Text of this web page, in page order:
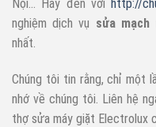
Nội… Hãy đến với http://
nghiệm dịch vụ sửa mạch
nhất.
Chúng tôi tin rằng, chỉ một
nhớ về chúng tôi. Liên hệ
thợ sửa máy giặt Electrolux